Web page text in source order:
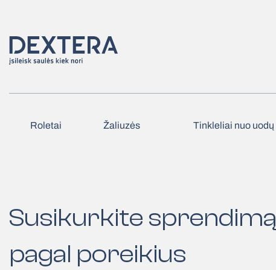
Roletai Žaliuzės Tinkleliai nuo uodų
Susikurkite sprendimą
pagal poreikius